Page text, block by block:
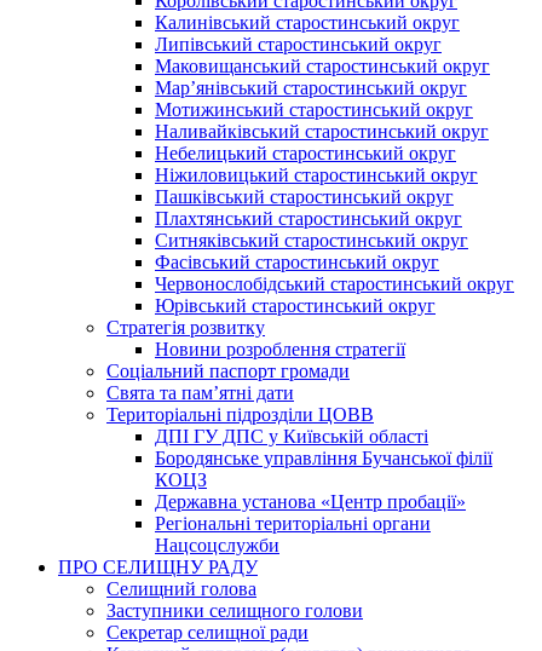
Калинівський старостинський округ
Липівський старостинський округ
Маковищанський старостинський округ
Мар’янівський старостинський округ
Мотижинський старостинський округ
Наливайківський старостинський округ
Небелицький старостинський округ
Ніжиловицький старостинський округ
Пашківський старостинський округ
Плахтянський старостинський округ
Ситняківський старостинський округ
Фасівський старостинський округ
Червонослобідський старостинський округ
Юрівський старостинський округ
Стратегія розвитку
Новини розроблення стратегії
Соціальний паспорт громади
Свята та пам’ятні дати
Територіальні підрозділи ЦОВВ
ДПІ ГУ ДПС у Київській області
Бородянське управління Бучанської філії
КОЦЗ
Державна установа «Центр пробації»
Регіональні територіальні органи
Нацсоцслужби
ПРО СЕЛИЩНУ РАДУ
Селищний голова
Заступники селищного голови
Секретар селищної ради